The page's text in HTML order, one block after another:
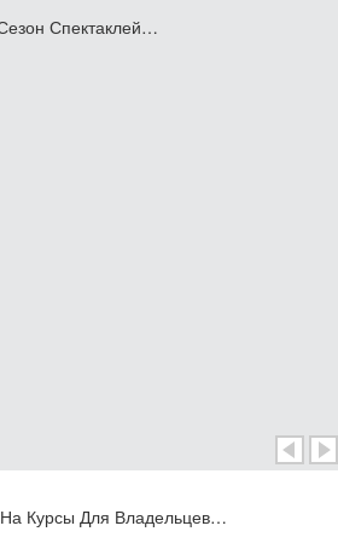
Спектаклей…
На Курсы Для Владельцев…